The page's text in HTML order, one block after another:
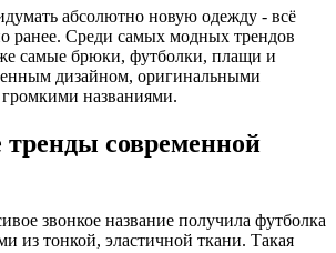
абсолютно новую одежду - всё
ранее. Среди самых модных трендов
самые брюки, футболки, плащи и
дизайном, оригинальными
названиями.
современной
звонкое название получила футболка
из тонкой, эластичной ткани. Такая